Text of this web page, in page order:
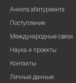
Анкета абитуриента
Поступление
Международные связи
Наука и проекты
Контакты
Личные данные